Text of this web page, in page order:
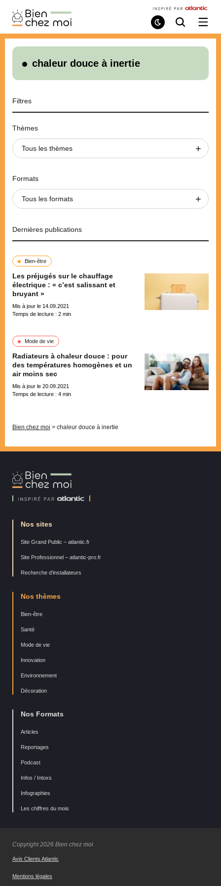
Bien
Chez
Moi
Mode
de
Recherche
/
le
chaleur douce à inertie
Filtres
Thèmes
Tous les thèmes
Formats
Tous les formats
Dernières publications
Bien-être
Les préjugés sur le chauffage
électrique : « c’est salissant et
bruyant »
Mis à jour le 14.09.2021
Temps de lecture : 2 min
Mode de vie
Radiateurs à chaleur douce : pour
des températures homogènes et un
air moins sec
Mis à jour le 20.09.2021
Temps de lecture : 4 min
Bien chez moi > chaleur douce à inertie
Bien
Chez
Nos sites
Site Grand Public – atlantic.fr
Site Professionnel – atlantic-pro.fr
Recherche d’installateurs
Nos thèmes
Bien-être
Santé
Mode de vie
Innovation
Environnement
Décoration
Nos Formats
Articles
Reportages
Podcast
Infos / Intoxs
Infographies
Les chiffres du mois
Copyright 2026 Bien chez moi
Avis Clients Atlantic
Mentions légales